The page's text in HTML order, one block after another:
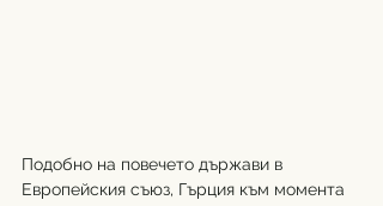
Подобно на повечето държави в
Европейския съюз, Гърция към момента